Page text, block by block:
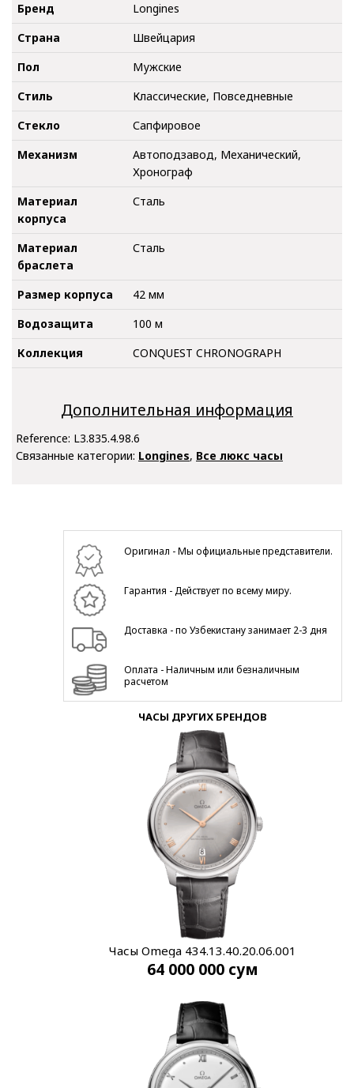
Бренд
Longines
Страна
Швейцария
Пол
Мужские
Стиль
Классические, Повседневные
Стекло
Сапфировое
Механизм
Автоподзавод, Механический,
Хронограф
Материал
корпуса
Сталь
Материал
браслета
Сталь
Размер корпуса
42 мм
Водозащита
100 м
Коллекция
CONQUEST CHRONOGRAPH
Дополнительная информация
Reference: L3.835.4.98.6
Связанные категории: Longines, Все люкс часы
Оригинал - Мы официальные представители.
Гарантия - Действует по всему миру.
Доставка - по Узбекистану занимает 2-3 дня
Оплата - Наличным или безналичным
расчетом
ЧАСЫ ДРУГИХ БРЕНДОВ
Часы Omega 434.13.40.20.06.001
64 000 000 сум